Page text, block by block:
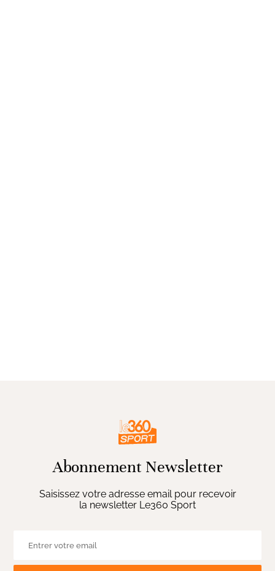
Abonnement Newsletter
Saisissez votre adresse email pour recevoir
la newsletter Le360 Sport